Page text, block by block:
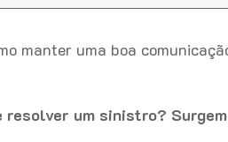
manter uma boa
um sinistro?